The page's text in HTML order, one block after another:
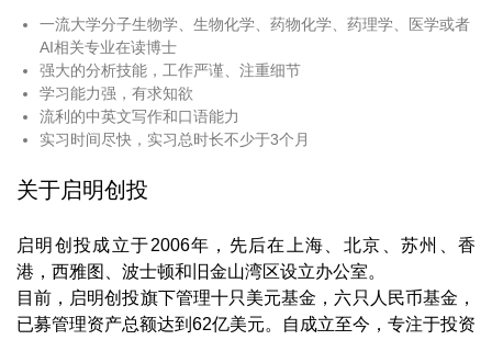
一流大学分子生物学、生物化学、药物化学、药理学、医学或者
AI相关专业在读博士
强大的分析技能，工作严谨、注重细节
学习能力强，有求知欲
流利的中英文写作和口语能力
实习时间尽快，实习总时长不少于3个月
关于启明创投
启明创投成立于2006年，先后在上海、北京、苏州、香
港，西雅图、波士顿和旧金山湾区设立办公室。
目前，启明创投旗下管理十只美元基金，六只人民币基金，
已募管理资产总额达到62亿美元。自成立至今，专注于投资